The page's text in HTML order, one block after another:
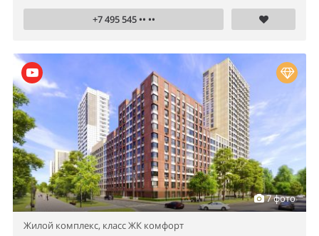
+7 495 545 •• ••
7 фото
Жилой комплекс, класс ЖК комфорт